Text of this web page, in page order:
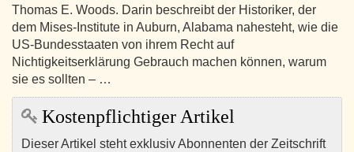
Thomas E. Woods. Darin beschreibt der Historiker, der
dem Mises-Institute in Auburn, Alabama nahesteht, wie die
US-Bundesstaaten von ihrem Recht auf
Nichtigkeitserklärung Gebrauch machen können, warum
sie es sollten – …
Kostenpflichtiger Artikel
Dieser Artikel steht exklusiv Abonnenten der Zeitschrift